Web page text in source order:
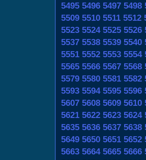
5495 5496 5497 5498
5509 5510 5511 5512
5523 5524 5525 5526
5537 5538 5539 5540
5551 5552 5553 5554
5565 5566 5567 5568
5579 5580 5581 5582
5593 5594 5595 5596
5607 5608 5609 5610
5621 5622 5623 5624
5635 5636 5637 5638
5649 5650 5651 5652
5663 5664 5665 5666